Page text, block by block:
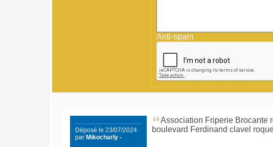
Anti-spam
Déposé le 23/07/2024
par Mikocharly -
Association Friperie Brocante
boulevard Ferdinand clavel